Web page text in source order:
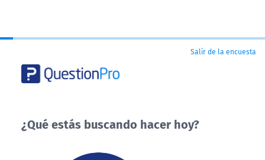
Salir de la encuesta
¿Qué estás buscando hacer hoy?